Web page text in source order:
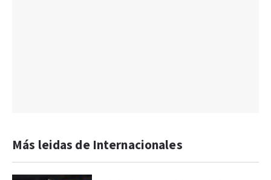
Más leidas de Internacionales